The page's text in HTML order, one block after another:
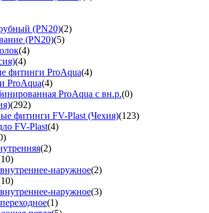
(PN20)(2)
(PN20)(5)
(4)
(4)
фитинги ProAqua(4)
ProAqua(4)
ProAqua с вн.р.(0)
(292)
фитинги FV-Plast (Чехия)(123)
FV-Plast(4)
(2)
наружное(2)
наружное(3)
(1)